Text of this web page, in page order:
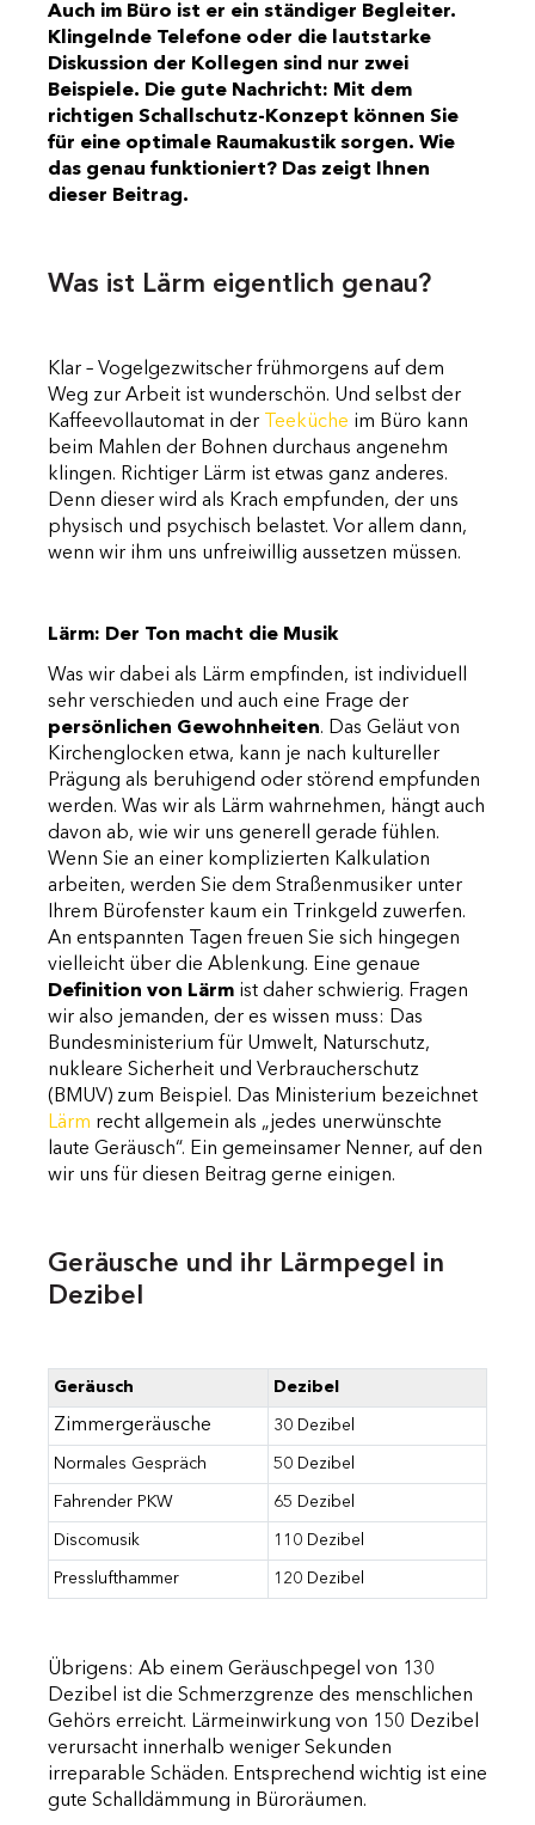
Auch im Büro ist er ein ständiger Begleiter.
Klingelnde Telefone oder die lautstarke
Diskussion der Kollegen sind nur zwei
Beispiele. Die gute Nachricht: Mit dem
richtigen Schallschutz-Konzept können Sie
für eine optimale Raumakustik sorgen. Wie
das genau funktioniert? Das zeigt Ihnen
dieser Beitrag.
Was ist Lärm eigentlich genau?
Klar – Vogelgezwitscher frühmorgens auf dem
Weg zur Arbeit ist wunderschön. Und selbst der
Kaffeevollautomat in der
Teeküche im Büro kann
beim Mahlen der Bohnen durchaus angenehm
klingen. Richtiger Lärm ist etwas ganz anderes.
Denn dieser wird als Krach empfunden, der uns
physisch und psychisch belastet. Vor allem dann,
wenn wir ihm uns unfreiwillig aussetzen müssen.
Lärm: Der Ton macht die Musik
Was wir dabei als Lärm empfinden, ist individuell
sehr verschieden und auch eine Frage der
persönlichen Gewohnheiten. Das Geläut von
Kirchenglocken etwa, kann je nach kultureller
Prägung als beruhigend oder störend empfunden
werden. Was wir als Lärm wahrnehmen, hängt auch
davon ab, wie wir uns generell gerade fühlen.
Wenn Sie an einer komplizierten Kalkulation
arbeiten, werden Sie dem Straßenmusiker unter
Ihrem Bürofenster kaum ein Trinkgeld zuwerfen.
An entspannten Tagen freuen Sie sich hingegen
vielleicht über die Ablenkung. Eine genaue
Definition von Lärm ist daher schwierig. Fragen
wir also jemanden, der es wissen muss: Das
Bundesministerium für Umwelt, Naturschutz,
nukleare Sicherheit und Verbraucherschutz
(BMUV) zum Beispiel. Das Ministerium bezeichnet
Lärm recht allgemein als „jedes unerwünschte
laute Geräusch“. Ein gemeinsamer Nenner, auf den
wir uns für diesen Beitrag gerne einigen.
Geräusche und ihr Lärmpegel in
Dezibel
Geräusch Dezibel
Zimmergeräusche 30 Dezibel
Normales Gespräch 50 Dezibel
Fahrender PKW 65 Dezibel
Discomusik 110 Dezibel
Presslufthammer 120 Dezibel
Übrigens: Ab einem Geräuschpegel von 130
Dezibel ist die Schmerzgrenze des menschlichen
Gehörs erreicht. Lärmeinwirkung von 150 Dezibel
verursacht innerhalb weniger Sekunden
irreparable Schäden. Entsprechend wichtig ist eine
gute Schalldämmung in Büroräumen.